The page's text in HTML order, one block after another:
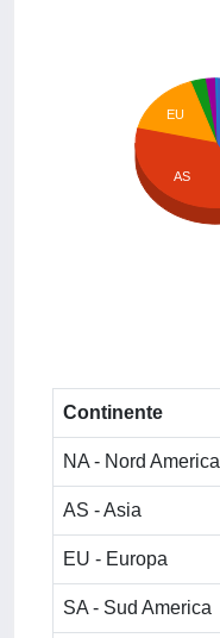
EU
AS
Continente
NA - Nord America
AS - Asia
EU - Europa
SA - Sud America